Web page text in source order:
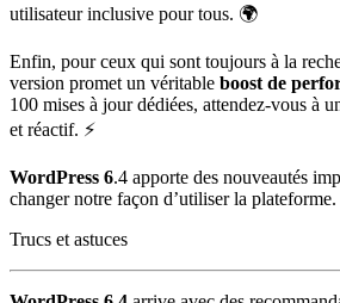
utilisateur inclusive pour tous. 🌍
Enfin, pour ceux qui sont toujours à la
version promet un véritable boost de
100 mises à jour dédiées, attendez-vous à
et réactif. ⚡
WordPress 6.4 apporte des nouveautés
changer notre façon d’utiliser la
Trucs et astuces